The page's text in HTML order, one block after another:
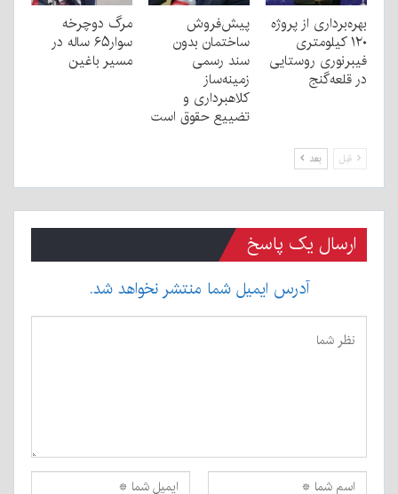
بهره‌برداری از پروژه
۱۲۰ کیلومتری
فیبرنوری روستایی
در قلعه‌گنج
پیش‌فروش
ساختمان بدون
سند رسمی
زمینه‌ساز
کلاهبرداری و
تضییع حقوق است
مرگ دوچرخه
سوار۶۵ ساله در
مسیر باغین
قبل بعد
ارسال یک پاسخ
آدرس ایمیل شما منتشر نخواهد شد.